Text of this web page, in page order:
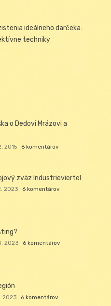
ideálneho darčeka:
techniky
o Dedovi Mrázovi a
2015 6 komentárov
zväz Industrieviertel
2023 6 komentárov
2023 6 komentárov
2023 6 komentárov